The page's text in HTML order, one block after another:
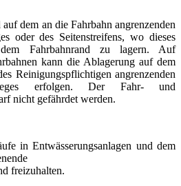
dem an die Fahrbahn angrenzenden
oder des Seitenstreifens, wo dieses
Fahrbahnrand zu lagern. Auf
kann die Ablagerung auf dem
Reinigungspflichtigen angrenzenden
erfolgen. Der Fahr- und
nicht gefährdet werden.
in Entwässerungsanlagen und dem
freizuhalten.